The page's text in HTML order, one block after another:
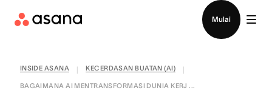
Mulai
INSIDE ASANA KECERDASAN BUATAN (AI)
BAGAIMANA AI MENTRANSFORMASI DUNIA KERJ ...